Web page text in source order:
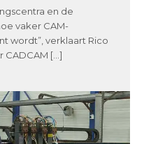
en de
vaker CAM-
wordt”, verklaart Rico
CADCAM […]